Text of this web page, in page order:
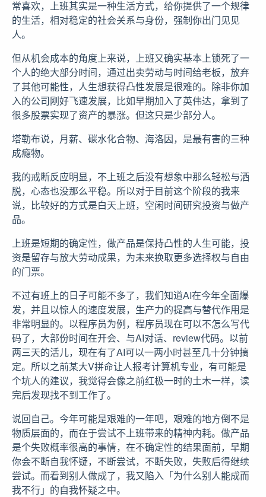
常喜欢，上班其实是一种生活方式，给你提供了一个规律
的生活，相对稳定的社会关系与身份，强制你出门见见
人。
但从机会成本的角度上来说，上班又确实基本上锁死了一
个人的绝大部分时间，通过出卖劳动与时间给老板，放弃
了其他可能性，人生想获得凸性发展是很难的。除非你加
入的公司刚好飞速发展，比如早期加入了英伟达，拿到了
很多股票实现了资产的暴涨。但这只是少部分人。
塔勒布说，月薪、碳水化合物、海洛因，是最有害的三种
成瘾物。
我的戒断反应明显，不上班之后没有想象中那么轻松与洒
脱，心态也没那么平稳。所以对于目前这个阶段的我来
说，比较好的方式是白天上班，空闲时间研究投资与做产
品。
上班是短期的确定性，做产品是保持凸性的人生可能，投
资是留存与放大劳动成果，为未来换取更多选择权与自由
的门票。
不过有班上的日子可能不多了，我们知道AI在今年全面爆
发，并且以惊人的速度发展，生产力的提高与替代作用是
非常明显的。以程序员为例，程序员现在可以不怎么写代
码了，大部份时间在开会、与AI对话、review代码。以前
两三天的活儿，现在有了AI可以一两小时甚至几十分钟搞
定。所以之前某大V拼命让人报考计算机专业，有可能是
个坑人的建议，我觉得会像之前红极一时的土木一样，读
完后发现找不到工作了。
说回自己。今年可能是艰难的一年吧，艰难的地方倒不是
物质层面的，而在于尝试不上班带来的精神内耗。做产品
是个失败概率很高的事情，在不确定性的结果面前，早期
你会不断自我怀疑，不断尝试，不断失败，失败后得继续
尝试。而看到别人做成了，我又陷入「为什么别人能成而
我不行」的自我怀疑之中。